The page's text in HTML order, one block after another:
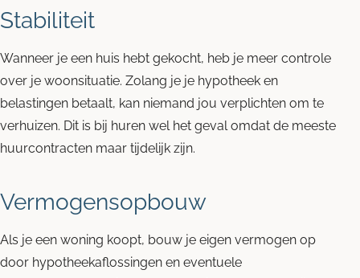
Stabiliteit
Wanneer je een huis hebt gekocht, heb je meer controle
over je woonsituatie. Zolang je je hypotheek en
belastingen betaalt, kan niemand jou verplichten om te
verhuizen. Dit is bij huren wel het geval omdat de meeste
huurcontracten maar tijdelijk zijn.
Vermogensopbouw
Als je een woning koopt, bouw je eigen vermogen op
door hypotheekaflossingen en eventuele